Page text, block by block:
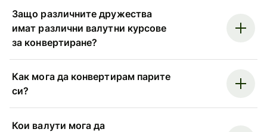
Защо различните дружества
имат различни валутни курсове
за конвертиране?
Как мога да конвертирам парите
си?
Кои валути мога да